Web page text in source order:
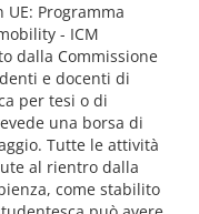
Programma
- ICM
dalla Commissione
e docenti di
per tesi o di
una borsa di
Tutte le attività
al rientro dalla
come stabilito